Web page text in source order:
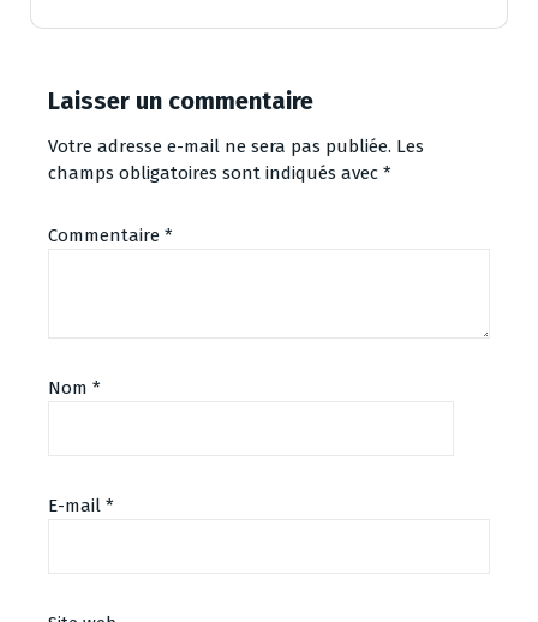
Laisser un commentaire
Votre adresse e-mail ne sera pas publiée. Les
champs obligatoires sont indiqués avec *
Commentaire *
Nom *
E-mail *